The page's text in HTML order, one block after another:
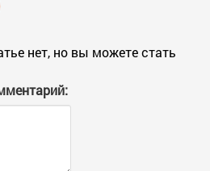
нет, но вы можете стать